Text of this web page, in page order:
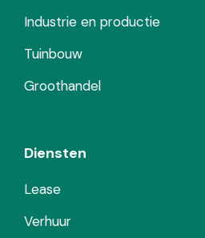
Industrie en productie
Tuinbouw
Groothandel
Diensten
Lease
Verhuur